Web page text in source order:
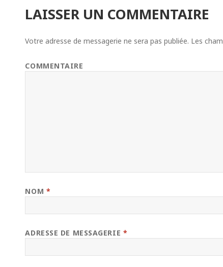
LAISSER UN COMMENTAIRE
Votre adresse de messagerie ne sera pas publiée. Les
COMMENTAIRE
NOM *
ADRESSE DE MESSAGERIE *